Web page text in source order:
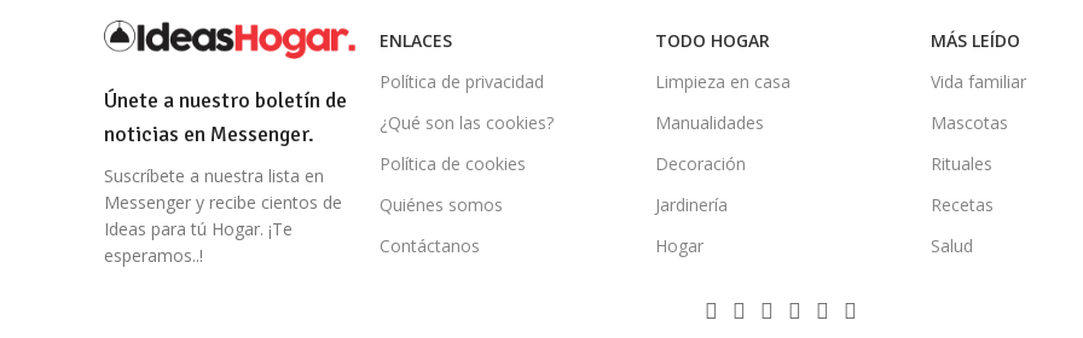
Únete a nuestro boletín de
noticias en Messenger.
Suscríbete a nuestra lista en
Messenger y recibe cientos de
Ideas para tú Hogar. ¡Te
esperamos..!
ENLACES
Política de privacidad
¿Qué son las cookies?
Política de cookies
Quiénes somos
Contáctanos
TODO HOGAR
Limpieza en casa
Manualidades
Decoración
Jardinería
Hogar
MÁS LEÍDO
Vida familiar
Mascotas
Rituales
Recetas
Salud